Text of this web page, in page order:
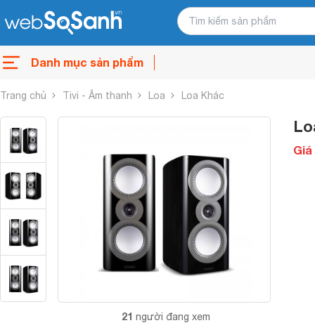
Danh mục sản phẩm
Trang chủ Tivi - Âm thanh Loa Loa Khác
21 người đang xem
Giá